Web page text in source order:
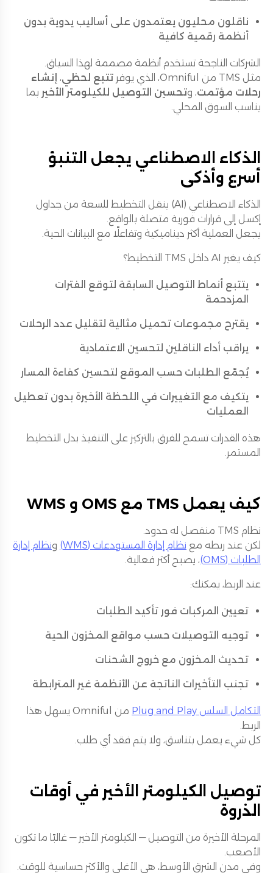
ناقلون محليون يعتمدون على أساليب يدوية بدون
أنظمة رقمية كافية
الشركات الناجحة تستخدم أنظمة مصممة لهذا السياق.
مثل TMS من Omniful، الذي يوفر
تتبع لحظي، إنشاء
رحلات مؤتمت، وتحسين التوصيل للكيلومتر الأخير بما
يناسب السوق المحلي.
الذكاء الاصطناعي يجعل التنبؤ
أسرع وأذكى
الذكاء الاصطناعي (AI) ينقل التخطيط للسعة من جداول
إكسل إلى قرارات فورية متصلة بالواقع.
يجعل العملية أكثر ديناميكية وتفاعلًا مع البيانات الحية.
كيف يغير AI داخل TMS التخطيط؟
يتتبع أنماط التوصيل السابقة لتوقع الفترات
المزدحمة
يقترح مجموعات تحميل مثالية لتقليل عدد الرحلات
يراقب أداء الناقلين لتحسين الاعتمادية
يُجمّع الطلبات حسب الموقع لتحسين كفاءة المسار
يتكيف مع التغييرات في اللحظة الأخيرة بدون تعطيل
العمليات
هذه القدرات تسمح للفرق بالتركيز على التنفيذ بدل التخطيط
المستمر.
كيف يعمل TMS مع OMS و WMS
نظام TMS منفصل له حدود.
لكن عند ربطه مع نظام إدارة المستودعات (WMS) ونظام إدارة
الطلبات (OMS)
، يصبح أكثر فعالية.
عند الربط، يمكنك:
تعيين المركبات فور تأكيد الطلبات
توجيه التوصيلات حسب مواقع المخزون الحية
تحديث المخزون مع خروج الشحنات
تجنب التأخيرات الناتجة عن الأنظمة غير المترابطة
التكامل السلس Plug and Play
من Omniful يسهل هذا
الربط.
كل شيء يعمل بتناسق، ولا يتم فقد أي طلب.
توصيل الكيلومتر الأخير في أوقات
الذروة
المرحلة الأخيرة من التوصيل — الكيلومتر الأخير — غالبًا ما تكون
الأصعب.
وفي مدن الشرق الأوسط، هي الأغلى والأكثر حساسية للوقت.